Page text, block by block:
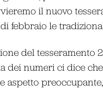
il nuovo
febbraio le
del tesseramento
dei numeri ci dice
aspetto